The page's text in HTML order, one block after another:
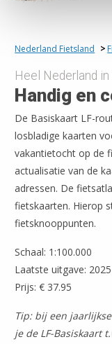
Nederland Fietsland >
Heel Nederland
Handig en
De Basiskaart LF-
losbladige kaarten
vakantietocht op de
actualisatie van de
adressen. De
fietskaarten. Hierop
fietsknooppunten.
Schaal: 1:100.000
Laatste uitgave:
Prijs: € 37.95
Tip: bij een jaarlijkse
je de LF-Basiskaart